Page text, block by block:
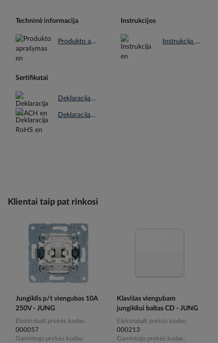
Techninė informacija
Produkto aprašymas en.pdf
Instrukcijos
Instrukcija en.pdf
Sertifikatai
Deklaracija REACH en.pdf
Deklaracija RoHS en.pdf
Klientai taip pat rinkosi
Jungiklis p/t viengubas 10A
250V - JUNG
Elektrobalt prekės kodas
000057
Gamintojo prekės kodas
Klavišas viengubam
jungikliui baltas CD - JUNG
Elektrobalt prekės kodas
000213
Gamintojo prekės kodas